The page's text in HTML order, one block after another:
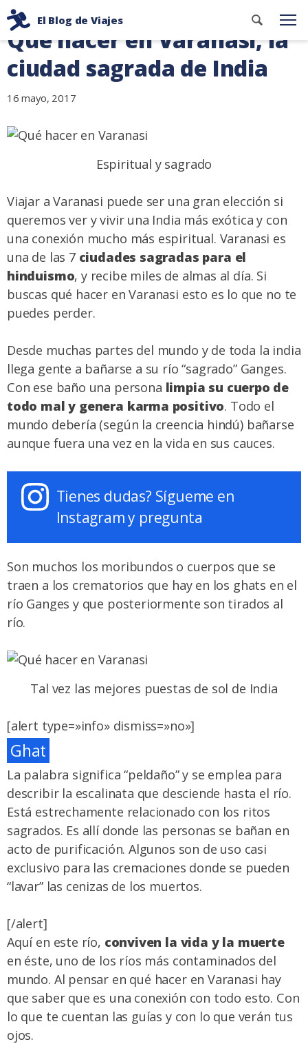
contenido
El Blog de Viajes
Consejos
de
viaje
de
mochileros
Buscar
Qué hacer en Varanasi, la
ciudad sagrada de India
16 mayo, 2017
Espiritual y sagrado
Viajar a Varanasi puede ser una gran elección si
queremos ver y vivir una India más exótica y con
una conexión mucho más espiritual. Varanasi es
una de las 7 ciudades sagradas para el
hinduismo, y recibe miles de almas al día. Si
buscas qué hacer en Varanasi esto es lo que no te
puedes perder.
Desde muchas partes del mundo y de toda la india
llega gente a bañarse a su río “sagrado” Ganges.
Con ese baño una persona limpia su cuerpo de
todo mal y genera karma positivo. Todo el
mundo debería (según la creencia hindú) bañarse
aunque fuera una vez en la vida en sus cauces.
Tienes dudas? Sígueme en
Instagram y pregunta
Son muchos los moribundos o cuerpos que se
traen a los crematorios que hay en los ghats en el
río Ganges y que posteriormente son tirados al
río.
Tal vez las mejores puestas de sol de India
[alert type=»info» dismiss=»no»]
Ghat
La palabra significa “peldaño” y se emplea para
describir la escalinata que desciende hasta el río.
Está estrechamente relacionado con los ritos
sagrados. Es allí donde las personas se bañan en
acto de purificación. Algunos son de uso casi
exclusivo para las cremaciones donde se pueden
“lavar” las cenizas de los muertos.
[/alert]
Aquí en este río, conviven la vida y la muerte
en éste, uno de los ríos más contaminados del
mundo. Al pensar en qué hacer en Varanasi hay
que saber que es una conexión con todo esto. Con
lo que te cuentan las guías y con lo que verán tus
ojos.